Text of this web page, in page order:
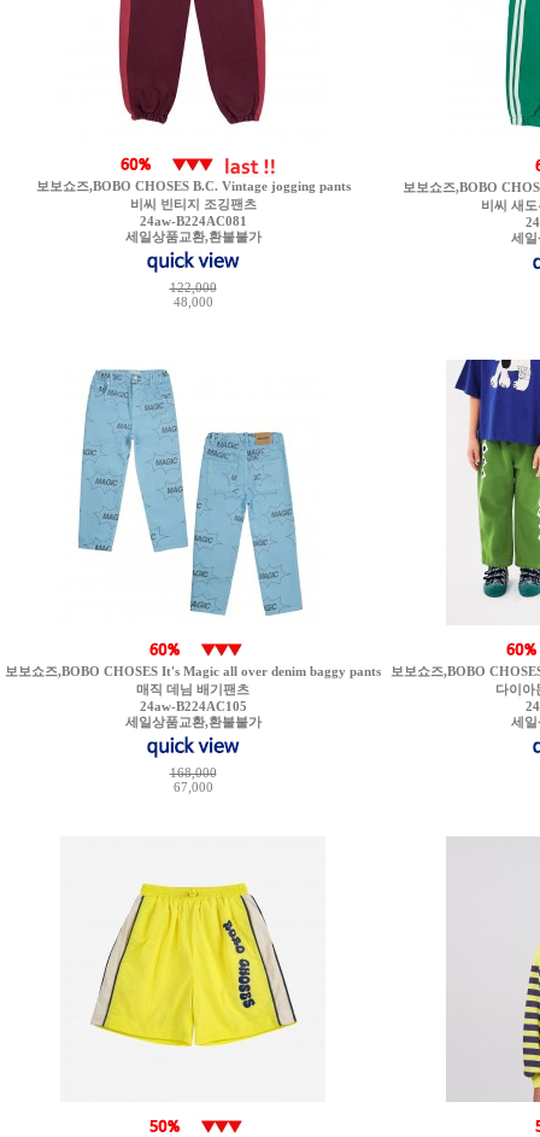
보보쇼즈,BOBO CHOSES B.C. Vintage jogging pants
비씨 빈티지 조깅팬츠
24aw-B224AC081
세일상품교환,환불불가
122,000
48,000
보보쇼즈,BOBO
비씨 새
세일
보보쇼즈,BOBO CHOSES It's Magic all over denim baggy pants
매직 데님 배기팬츠
24aw-B224AC105
세일상품교환,환불불가
168,000
67,000
보보쇼즈,BOBO
다이아
세일